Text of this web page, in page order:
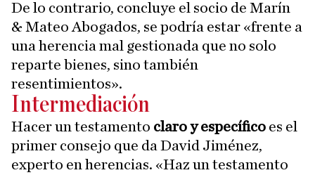
De lo contrario, concluye el socio de Marín
& Mateo Abogados, se podría estar «frente a
una herencia mal gestionada que no solo
reparte bienes, sino también
resentimientos».
Intermediación
Hacer un testamento claro y específico es el
primer consejo que da David Jiménez,
experto en herencias. «Haz un testamento